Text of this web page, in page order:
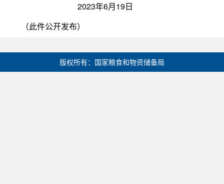
2023年6月19日
（此件公开发布）
版权所有：国家粮食和物资储备局